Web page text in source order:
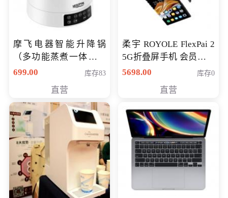
摩飞电器智能升降锅
（多功能蒸煮一体锅）
（智能升降养生锅） 会
699.00 库存83
直营
柔宇 ROYOLE FlexPai 2
5G折叠屏手机 会员专享
购买价格 4998元
5698.00 库存0
直营